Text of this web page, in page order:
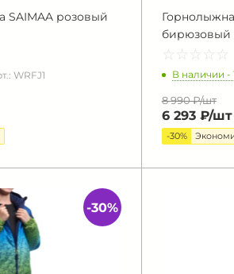
SAIMAA розовый
WRFJ1
бирюзовый
☆ ☆ ☆ ☆ ☆
★ ★ ★ ★ ★
В наличии -
8 990 ₽/шт
6 293 ₽/шт
-30%
-30%